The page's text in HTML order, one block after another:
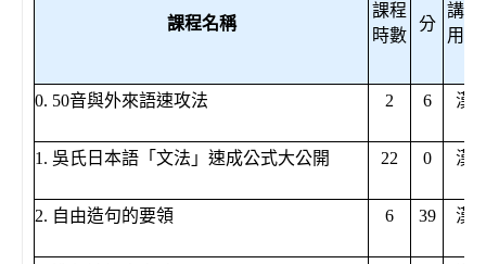
課程名稱
課程
時數
分
講解
用語
0. 50音與外來語速攻法 2 6 漢
1. 吳氏日本語「文法」速成公式大公開 22 0 漢
2. 自由造句的要領 6 39 漢